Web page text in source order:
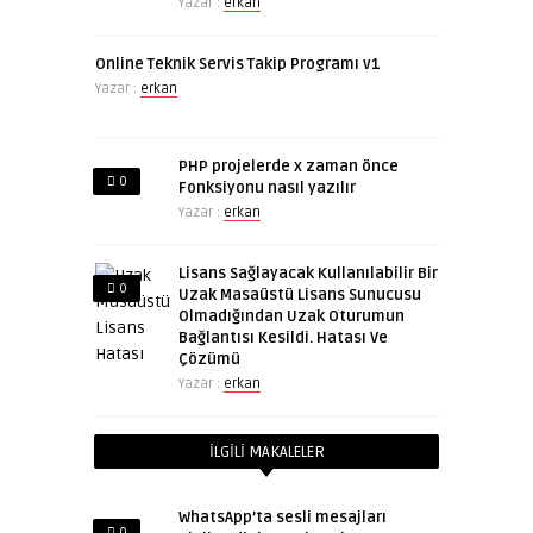
Online Teknik Servis Takip Programı v1
Yazar : erkan
0
PHP projelerde x zaman önce
Fonksiyonu nasıl yazılır
Yazar : erkan
0
Lisans Sağlayacak Kullanılabilir Bir
Uzak Masaüstü Lisans Sunucusu
Olmadığından Uzak Oturumun
Bağlantısı Kesildi. Hatası Ve
Çözümü
Yazar : erkan
İLGILI MAKALELER
WhatsApp’ta sesli mesajları